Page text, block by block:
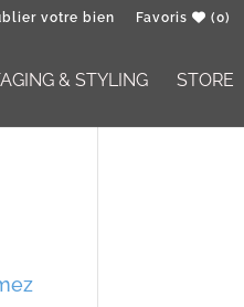
votre bien Favoris (0)
& STYLING STORE